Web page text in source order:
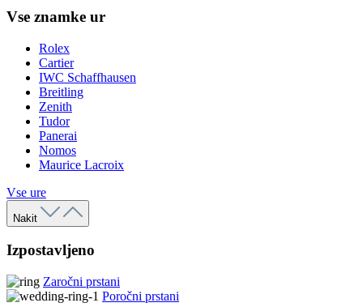
Vse znamke ur
Rolex
Cartier
IWC Schaffhausen
Breitling
Zenith
Tudor
Panerai
Nomos
Maurice Lacroix
Vse ure
Nakit
Izpostavljeno
Zaročni prstani
Poročni prstani